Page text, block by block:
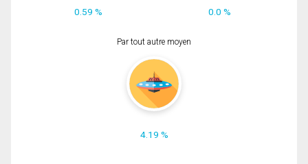
0.59 % 0.0 %
Par tout autre moyen
4.19 %